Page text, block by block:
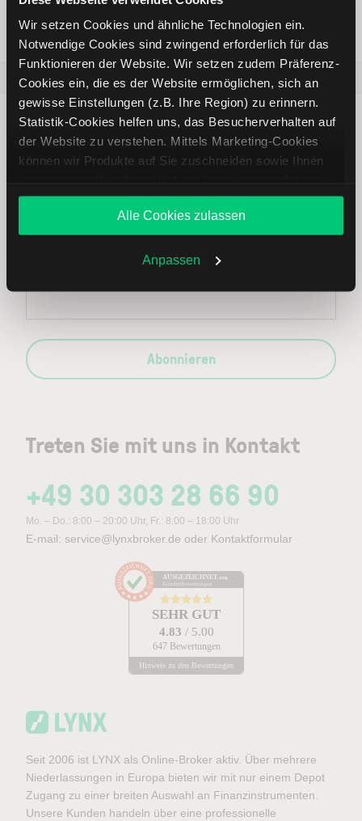
Wir setzen Cookies und ähnliche Technologien ein.
Notwendige Cookies sind zwingend erforderlich für das
Funktionieren der Website. Wir setzen zudem Präferenz-
Cookies ein, die es der Website ermöglichen, sich an
gewisse Einstellungen (z.B. Ihre Region) zu erinnern.
Statistik-Cookies helfen uns, das Besucherverhalten auf
der Website zu verstehen. Mittels Marketing-Cookies
können wir Produkte auf Sie zuschneiden sowie Ihnen
Angebote unterbreiten. Sie entscheiden, welche Cookies
Sie zulassen oder ablehnen. Ihre Entscheidung können
Sie jederzeit in denCookie-Einstellungenändern.
Weitere Infos auch in unsererDatenschutzerklärung
Alle Cookies zulassen
Anpassen
Beliebt ETR:PLUN Aktien im
Treten Sie mit uns in Kontakt
+49 30 303 28 66 90
Mo. – Do.: 8:00 – 20:00 Uhr, Fr.: 8:00 – 18:00 Uhr
E-mail: service@lynxbroker.de oder Kontaktformular
AUSGEZEICHNET .org
Kundenbewertungen
SEHR GUT
4.83 / 5.00
647 Bewertungen
Hinweis zu den Bewertungen
Immer up to date – mit unseren
Newslettern
(erforderlich)
Abonnieren
Seit 2006 ist LYNX als Online-Broker aktiv. Über mehrere
Niederlassungen in Europa bieten wir mit nur einem Depot
Zugang zu einer breiten Auswahl an Finanzinstrumenten.
Unsere Kunden handeln über eine professionelle